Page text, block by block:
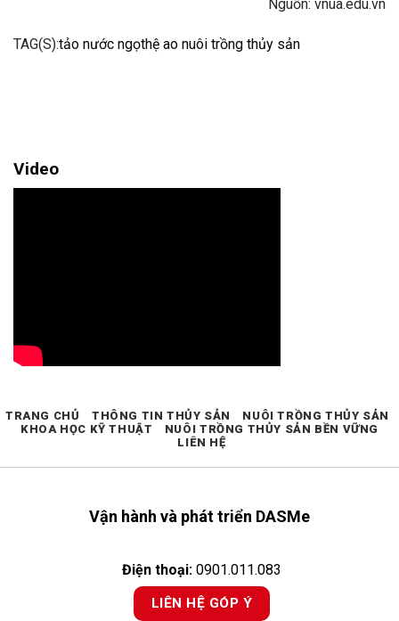
Nguồn: vnua.edu.vn
TAG(S):tảo nước ngọthệ ao nuôi trồng thủy sản
Video
Vận hành và phát triển DASMe
Điện thoại: 0901.011.083
LIÊN HỆ GÓP Ý
TRANG CHỦ THÔNG TIN THỦY SẢN
NUÔI TRỒNG THỦY SẢN
KHOA HỌC KỸ THUẬT
NUÔI TRỒNG THỦY SẢN BỀN VỮNG
LIÊN HỆ